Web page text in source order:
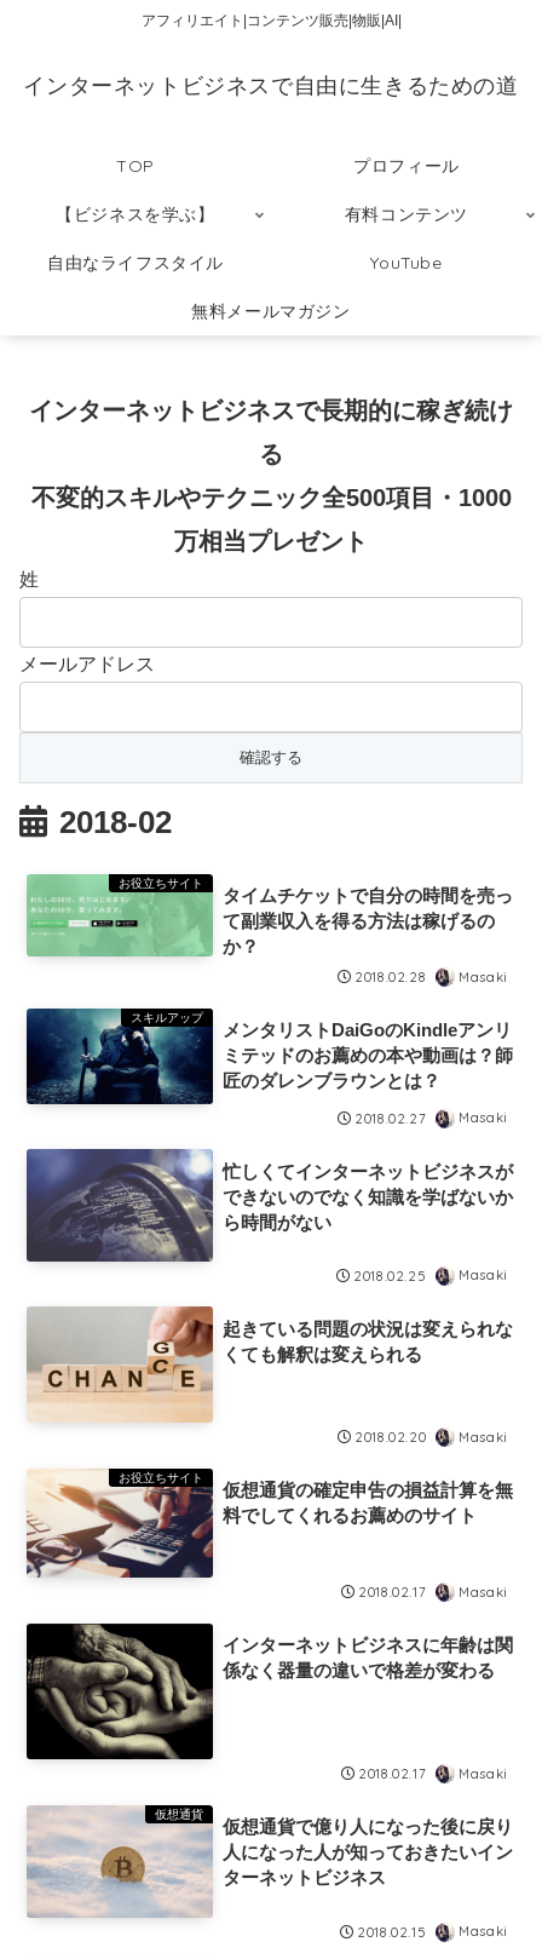
アフィリエイト|コンテンツ販売|物販|AI|
インターネットビジネスで自由に生きるための道
TOP プロフィール
【ビジネスを学ぶ】 有料コンテンツ
自由なライフスタイル YouTube
無料メールマガジン
インターネットビジネスで長期的に稼ぎ続け
る
不変的スキルやテクニック全500項目・1000
万相当プレゼント
姓
メールアドレス
2018-02
お役立ちサイト
タイムチケットで自分の時間を売っ
て副業収入を得る方法は稼げるの
か？
2018.02.28 Masaki
スキルアップ
メンタリストDaiGoのKindleアンリ
ミテッドのお薦めの本や動画は？師
匠のダレンブラウンとは？
2018.02.27 Masaki
忙しくてインターネットビジネスが
できないのでなく知識を学ばないか
ら時間がない
2018.02.25 Masaki
起きている問題の状況は変えられな
くても解釈は変えられる
2018.02.20 Masaki
お役立ちサイト
仮想通貨の確定申告の損益計算を無
料でしてくれるお薦めのサイト
2018.02.17 Masaki
インターネットビジネスに年齢は関
係なく器量の違いで格差が変わる
2018.02.17 Masaki
仮想通貨
仮想通貨で億り人になった後に戻り
人になった人が知っておきたいイン
ターネットビジネス
2018.02.15 Masaki